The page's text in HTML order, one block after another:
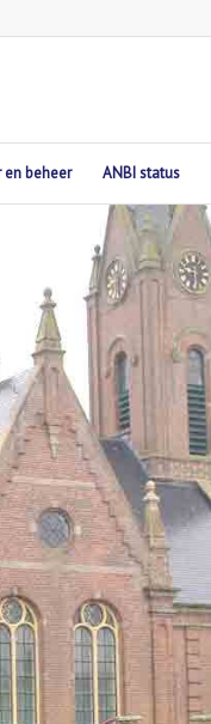
en beheer ANBI status